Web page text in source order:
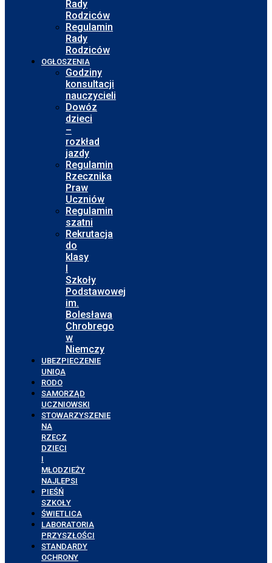
Rady
Rodziców
Regulamin
Rady
Rodziców
OGŁOSZENIA
Godziny
konsultacji
nauczycieli
Dowóz
dzieci
–
rozkład
jazdy
Regulamin
Rzecznika
Praw
Uczniów
Regulamin
szatni
Rekrutacja
do
klasy
I
Szkoły
Podstawowej
im.
Bolesława
Chrobrego
w
Niemczy
UBEZPIECZENIE
UNIQA
RODO
SAMORZĄD
UCZNIOWSKI
STOWARZYSZENIE
NA
RZECZ
DZIECI
I
MŁODZIEŻY
NAJLEPSI
PIEŚŃ
SZKOŁY
ŚWIETLICA
LABORATORIA
PRZYSZŁOŚCI
STANDARDY
OCHRONY